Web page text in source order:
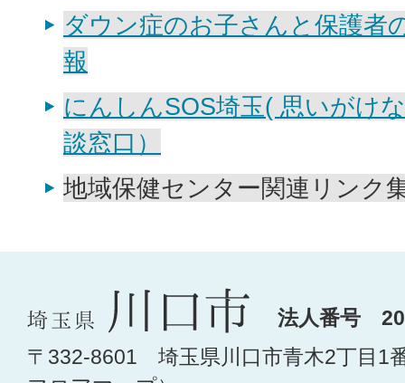
ダウン症のお子さんと保護者
報
にんしんSOS埼玉( 思いがけ
談窓口）
地域保健センター関連リンク
法人番号
〒332-8601 埼玉県川口市青木2丁目1